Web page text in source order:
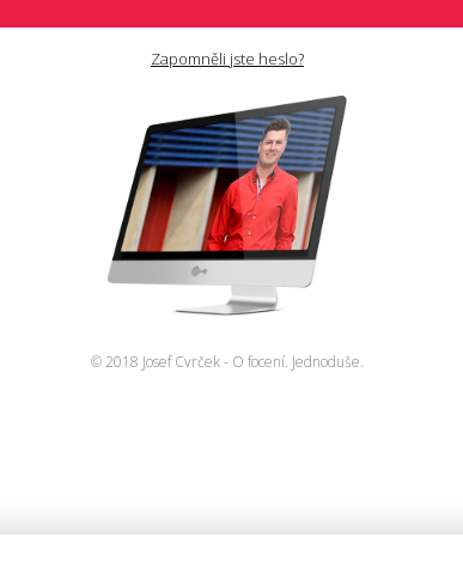
Zapomněli jste heslo?
© 2018 Josef Cvrček - O focení. Jednoduše.